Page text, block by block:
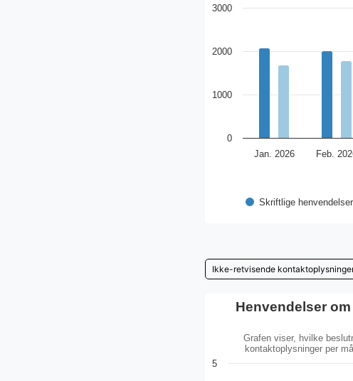
Skriftlige
Jan. 2026 Feb.
0
1000
2000
3000
Henvendelser
Grafen viser, hvilke
kontaktoplysninger per
5